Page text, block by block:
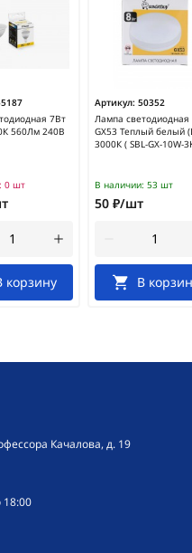
7Вт
560Лм 240В
0 шт
корзину
Артикул: 50352
Лампа светодиодная
GX53 Теплый белый
3000К ( SBL-GX-10W-
В наличии: 53 шт
50 ₽/шт
В
Качалова, д. 19
18:00